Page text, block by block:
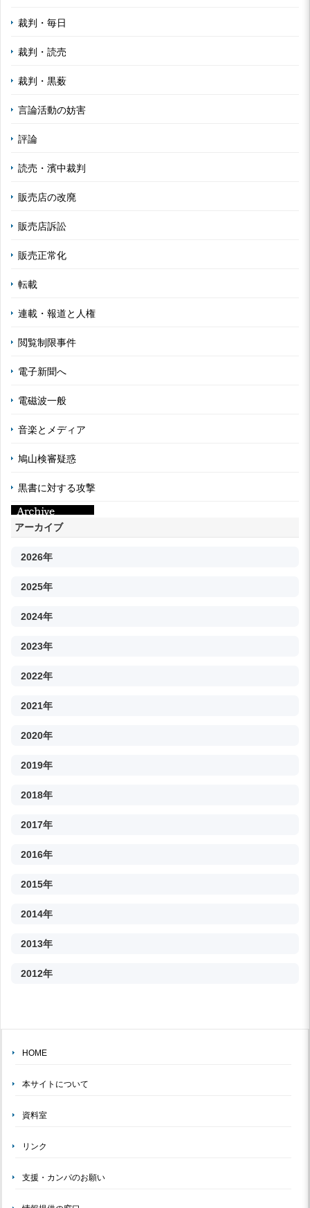
裁判・毎日
裁判・読売
裁判・黒薮
言論活動の妨害
評論
読売・濱中裁判
販売店の改廃
販売店訴訟
販売正常化
転載
連載・報道と人権
閲覧制限事件
電子新聞へ
電磁波一般
音楽とメディア
鳩山検審疑惑
黒書に対する攻撃
アーカイブ
2026年
2025年
2024年
2023年
2022年
2021年
2020年
2019年
2018年
2017年
2016年
2015年
2014年
2013年
2012年
HOME
本サイトについて
資料室
リンク
支援・カンパのお願い